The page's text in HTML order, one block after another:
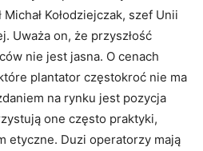
Kołodziejczak, szef Unii
Uważa on, że przyszłość
nie jest jasna. O cenach
plantator częstokroć nie ma
na rynku jest pozycja
one często praktyki,
etyczne. Duzi operatorzy mają